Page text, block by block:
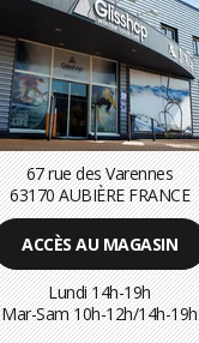
67 rue des Varennes
63170 AUBIÈRE FRANCE
ACCÈS AU MAGASIN
Lundi 14h-19h
Mar-Sam 10h-12h/14h-19h